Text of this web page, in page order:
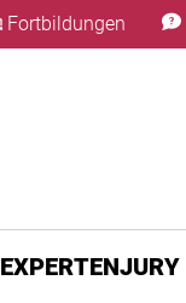
Fortbildungen
EXPERTENJURY